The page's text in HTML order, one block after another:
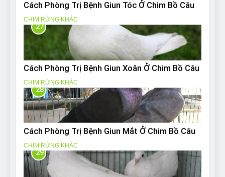
Cách Phòng Trị Bệnh Giun Tóc Ở Chim Bồ Câu
CHIM RỪNG KHÁC
27
Cách Phòng Trị Bệnh Giun Xoăn Ở Chim Bồ Câu
CHIM RỪNG KHÁC
28
Cách Phòng Trị Bệnh Giun Mắt Ở Chim Bồ Câu
CHIM RỪNG KHÁC
29